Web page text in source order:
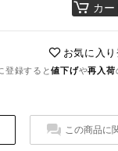
カー
お気に入り
登録すると値下げや再入荷
この商品に